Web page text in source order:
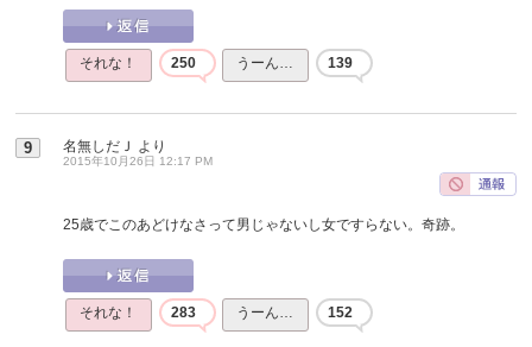
それな！ 250 うーん… 139
9 名無しだＪ より
2015年10月26日 12:17 PM
25歳でこのあどけなさって男じゃないし女ですらない。奇跡。
それな！ 283 うーん… 152